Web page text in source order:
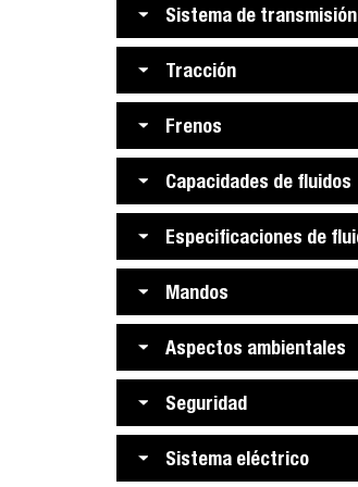
Sistema de transmisión
Tracción
Frenos
Capacidades de fluidos
Especificaciones de
Mandos
Aspectos ambientales
Seguridad
Sistema eléctrico